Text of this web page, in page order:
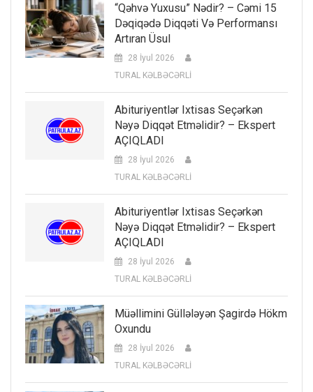
“Qəhvə Yuxusu” Nədir? – Cəmi 15
Dəqiqədə Diqqəti Və Performansı
Artıran Üsul
28 İyul 2026
TURAL KƏLBƏCƏRLİ
Abituriyentlər Ixtisas Seçərkən
Nəyə Diqqət Etməlidir? – Ekspert
AÇIQLADI
28 İyul 2026
TURAL KƏLBƏCƏRLİ
Abituriyentlər Ixtisas Seçərkən
Nəyə Diqqət Etməlidir? – Ekspert
AÇIQLADI
28 İyul 2026
TURAL KƏLBƏCƏRLİ
Müəllimini Güllələyən Şagirdə Hökm
Oxundu
28 İyul 2026
TURAL KƏLBƏCƏRLİ